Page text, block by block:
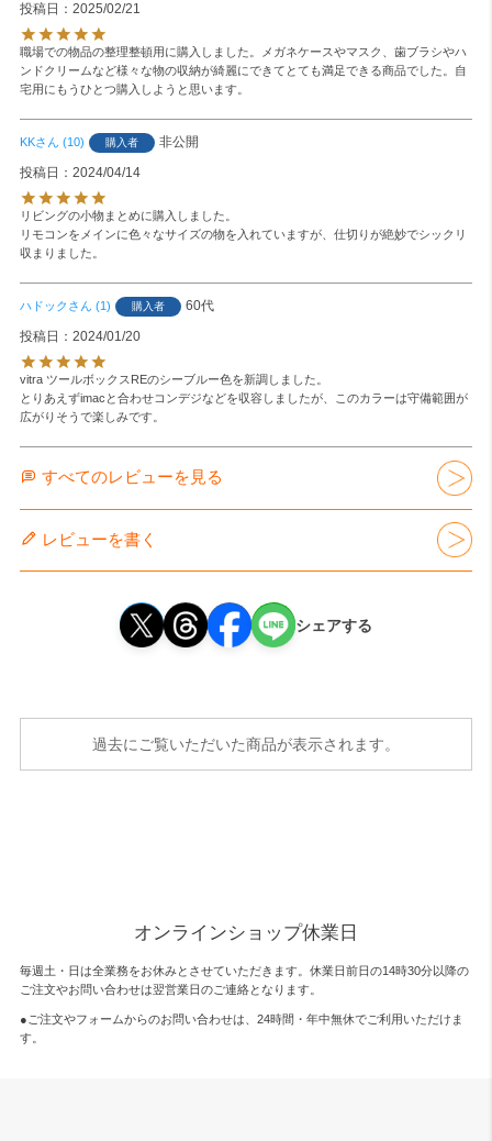
投稿日
2025/02/21
職場での物品の整理整頓用に購入しました。メガネケースやマスク、歯ブラシやハ
ンドクリームなど様々な物の収納が綺麗にできてとても満足できる商品でした。自
宅用にもうひとつ購入しようと思います。
KK 10 購入者
非公開
投稿日
2024/04/14
リビングの小物まとめに購入しました。
リモコンをメインに色々なサイズの物を入れていますが、仕切りが絶妙でシックリ
収まりました。
ハドック 1 購入者
60代
投稿日
2024/01/20
vitra ツールボックスREのシーブルー色を新調しました。
とりあえずimacと合わせコンデジなどを収容しましたが、このカラーは守備範囲が
すべてのレビューを見る
レビューを書く
シェアする
過去にご覧いただいた商品が表示されます。
オンラインショップ休業日
毎週土・日は全業務をお休みとさせていただきます。休業日前日の14時30分以降の
ご注文やお問い合わせは翌営業日のご連絡となります。
●ご注文やフォームからのお問い合わせは、 24時間・年中無休でご利用いただけま
す。